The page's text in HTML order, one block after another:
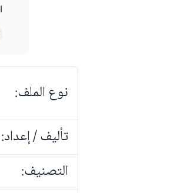
نوع الملف:
تأليف / إعداد:
التصنيف: